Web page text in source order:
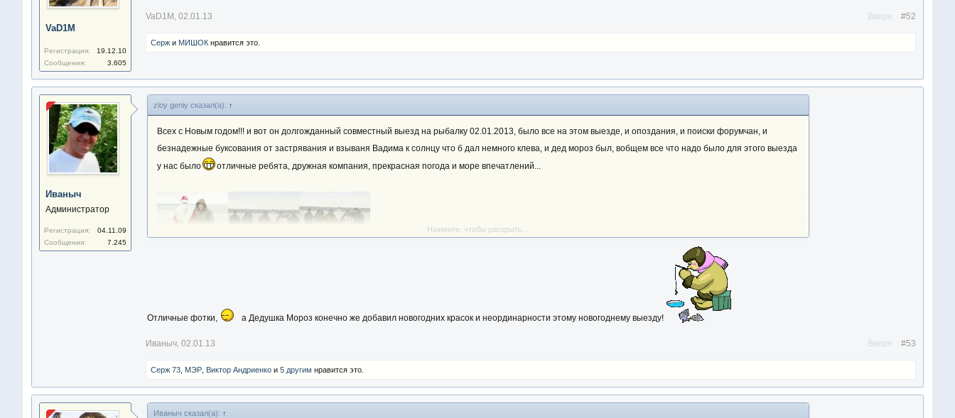
VaD1M
Регистрация:
19.12.10
Сообщения:
3.605
VaD1M , 02.01.13 #52
Вверх
Сержи МИШОКнравится это.
Иваныч
Администратор
Регистрация:
04.11.09
Сообщения:
7.245
zloy geniy сказал(а): ↑
Всех с Новым годом!!! и вот он долгожданный совместный выезд на рыбалку 02.01.2013, было все на этом выезде, и опоздания, и поиски форумчан, и
безнадежные буксования от застрявания и взываня Вадима к солнцу что б дал немного клева, и дед мороз был, вобщем все что надо было для этого выезда
у нас было
отличные ребята, дружная компания, прекрасная погода и море впечатлений...
Нажмите, чтобы раскрыть...
Отличные фотки, а Дедушка Мороз конечно же добавил новогодних красок и неординарности этому новогоднему выезду!
Иваныч, 02.01.13 #53
Вверх
Серж 73, МЭР, Виктор Андриенкои 5 другим нравится это.
Иваныч сказал(а): ↑